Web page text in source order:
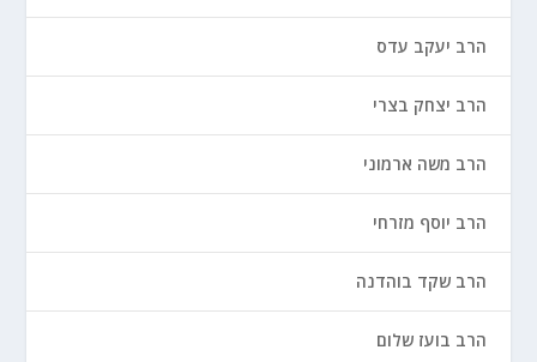
הרב יעקב עדס
הרב יצחק בצרי
הרב משה ארמוני
הרב יוסף מזרחי
הרב שקד בוהדנה
הרב בועז שלום